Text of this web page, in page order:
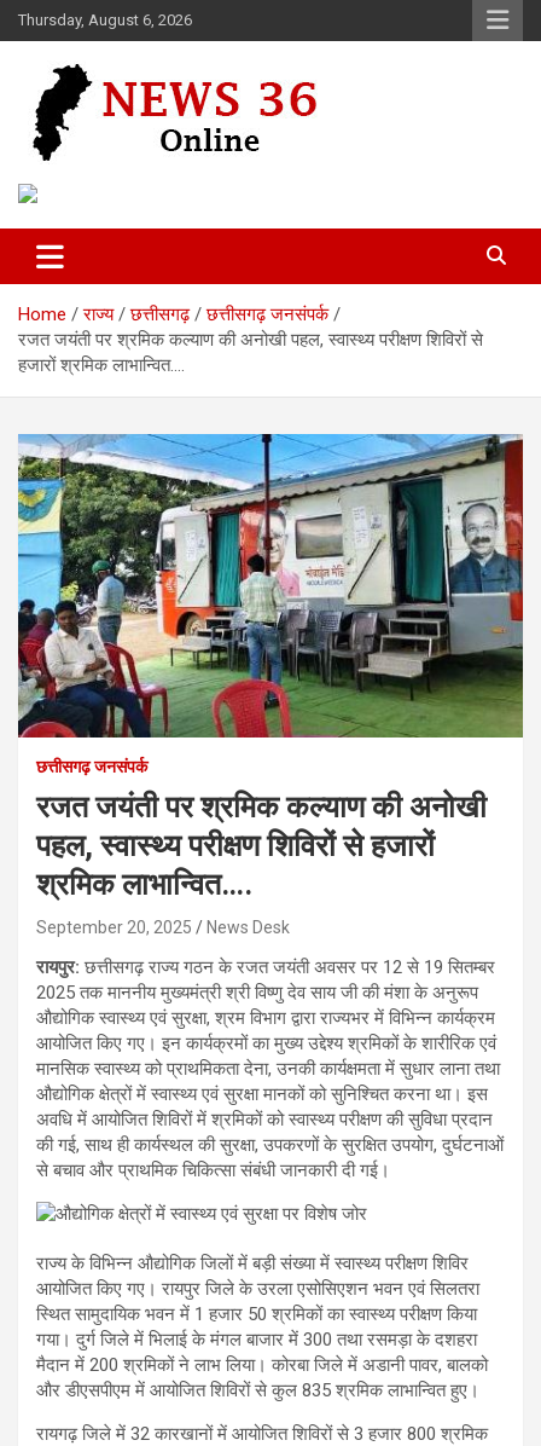
Skip
to
Thursday, August 6, 2026
News 36
Home राज्य छत्तीसगढ़
छत्तीसगढ़ जनसंपर्क
रजत जयंती पर श्रमिक कल्याण की अनोखी पहल, स्वास्थ्य परीक्षण शिविरों से
हजारों श्रमिक लाभान्वित….
छत्तीसगढ़ जनसंपर्क
रजत जयंती पर श्रमिक कल्याण की अनोखी
पहल, स्वास्थ्य परीक्षण शिविरों से हजारों
श्रमिक लाभान्वित….
September 20, 2025 News Desk
रायपुर:छत्तीसगढ़ राज्य गठन के रजत जयंती अवसर पर 12 से 19 सितम्बर
2025 तक माननीय मुख्यमंत्री श्री विष्णु देव साय जी की मंशा के अनुरूप
औद्योगिक स्वास्थ्य एवं सुरक्षा, श्रम विभाग द्वारा राज्यभर में विभिन्न कार्यक्रम
आयोजित किए गए। इन कार्यक्रमों का मुख्य उद्देश्य श्रमिकों के शारीरिक एवं
मानसिक स्वास्थ्य को प्राथमिकता देना, उनकी कार्यक्षमता में सुधार लाना तथा
औद्योगिक क्षेत्रों में स्वास्थ्य एवं सुरक्षा मानकों को सुनिश्चित करना था। इस
अवधि में आयोजित शिविरों में श्रमिकों को स्वास्थ्य परीक्षण की सुविधा प्रदान
की गई, साथ ही कार्यस्थल की सुरक्षा, उपकरणों के सुरक्षित उपयोग, दुर्घटनाओं
से बचाव और प्राथमिक चिकित्सा संबंधी जानकारी दी गई।
राज्य के विभिन्न औद्योगिक जिलों में बड़ी संख्या में स्वास्थ्य परीक्षण शिविर
आयोजित किए गए। रायपुर जिले के उरला एसोसिएशन भवन एवं सिलतरा
स्थित सामुदायिक भवन में 1 हजार 50 श्रमिकों का स्वास्थ्य परीक्षण किया
गया। दुर्ग जिले में भिलाई के मंगल बाजार में 300 तथा रसमड़ा के दशहरा
मैदान में 200 श्रमिकों ने लाभ लिया। कोरबा जिले में अडानी पावर, बालको
और डीएसपीएम में आयोजित शिविरों से कुल 835 श्रमिक लाभान्वित हुए।
रायगढ़ जिले में 32 कारखानों में आयोजित शिविरों से 3 हजार 800 श्रमिक